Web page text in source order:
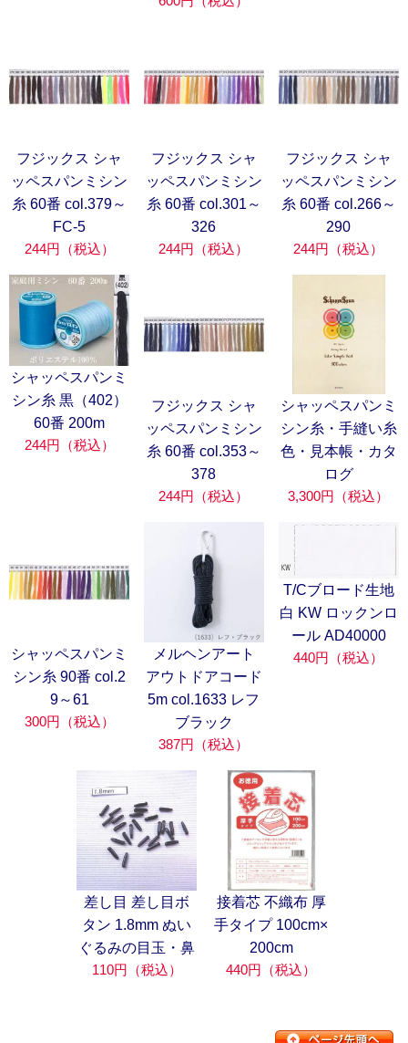
フジックス シャ
ッペスパンミシン
糸 60番 col.379～
FC-5
244円（税込）
フジックス シャ
ッペスパンミシン
糸 60番 col.301～
326
244円（税込）
フジックス シャ
ッペスパンミシン
糸 60番 col.266～
290
244円（税込）
シャッペスパンミ
シン糸 黒（402）
60番 200m
244円（税込）
フジックス シャ
ッペスパンミシン
糸 60番 col.353～
378
244円（税込）
シャッペスパンミ
シン糸・手縫い糸
色・見本帳・カタ
ログ
3,300円（税込）
シャッペスパンミ
シン糸 90番 col.2
9～61
300円（税込）
メルヘンアート
アウトドアコード
5m col.1633 レフ
ブラック
387円（税込）
T/Cブロード生地
白 KW ロックンロ
ール AD40000
440円（税込）
差し目 差し目ボ
タン 1.8mm ぬい
ぐるみの目玉・鼻
110円（税込）
接着芯 不織布 厚
手タイプ 100cm×
200cm
440円（税込）